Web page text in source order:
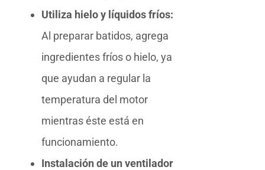
Utiliza hielo y líquidos fríos:
Al preparar batidos, agrega
ingredientes fríos o hielo, ya
que ayudan a regular la
temperatura del motor
mientras éste está en
funcionamiento.
Instalación de un ventilador